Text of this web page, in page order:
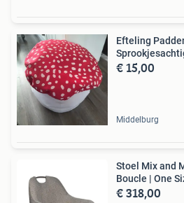
Efteling
€ 15,00
Middelburg
Stoel Mix and
Boucle | One
€ 318,00